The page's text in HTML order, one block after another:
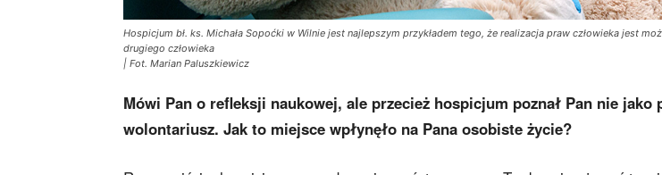
Hospicjum bł. ks. Michała Sopoćki w Wilnie jest najlepszym przykładem tego, że realizacja praw człowieka jest
drugiego człowieka
| Fot. Marian Paluszkiewicz
Mówi Pan o refleksji naukowej, ale przecież hospicjum poznał Pan nie jako
wolontariusz. Jak to miejsce wpłynęło na Pana osobiste życie?